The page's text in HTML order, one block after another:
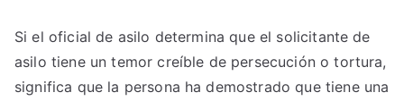
Si el oficial de asilo determina que el solicitante de
asilo tiene un temor creíble de persecución o tortura,
significa que la persona ha demostrado que tiene una